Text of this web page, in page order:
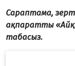
Сараптама,
ақпаратты
табасыз.